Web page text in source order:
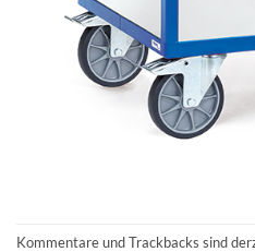
Kommentare und Trackbacks sind